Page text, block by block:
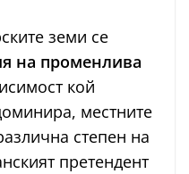
земи се
на променлива
кой
местните
степен на
претендент